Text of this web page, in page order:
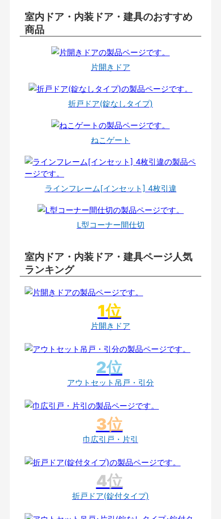
室内ドア・内装ドア・建具のおすすめ
商品
片開きドア
折戸ドア(錠なしタイプ)
ねこゲート
ラインフレーム[インセット] 4枚引違
L型コーナー間仕切
室内ドア・内装ドア・建具ページ人気
ランキング
片開きドア
アウトセット吊戸・引分
巾広引戸・片引
折戸ドア(錠付タイプ)